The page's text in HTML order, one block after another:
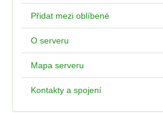
Přidat mezi oblíbené
O serveru
Mapa serveru
Kontakty a spojení